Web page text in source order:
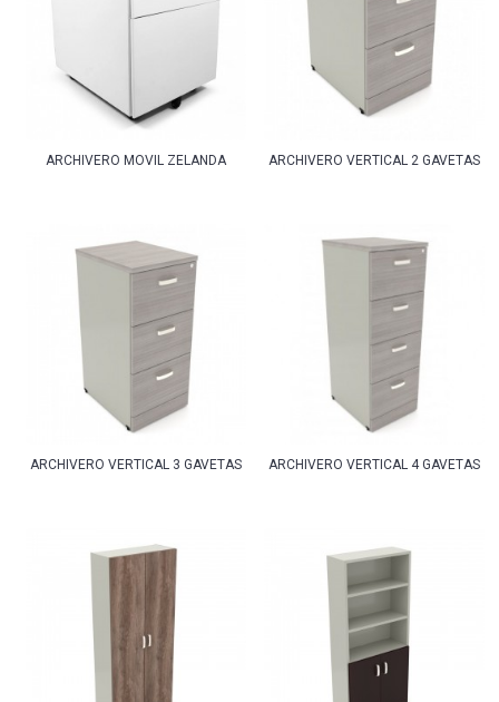
ARCHIVERO MOVIL ZELANDA ARCHIVERO VERTICAL 2 GAVETAS
ARCHIVERO VERTICAL 3 GAVETAS ARCHIVERO VERTICAL 4 GAVETAS